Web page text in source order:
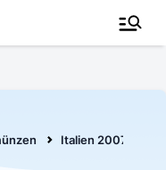
Italien 2007